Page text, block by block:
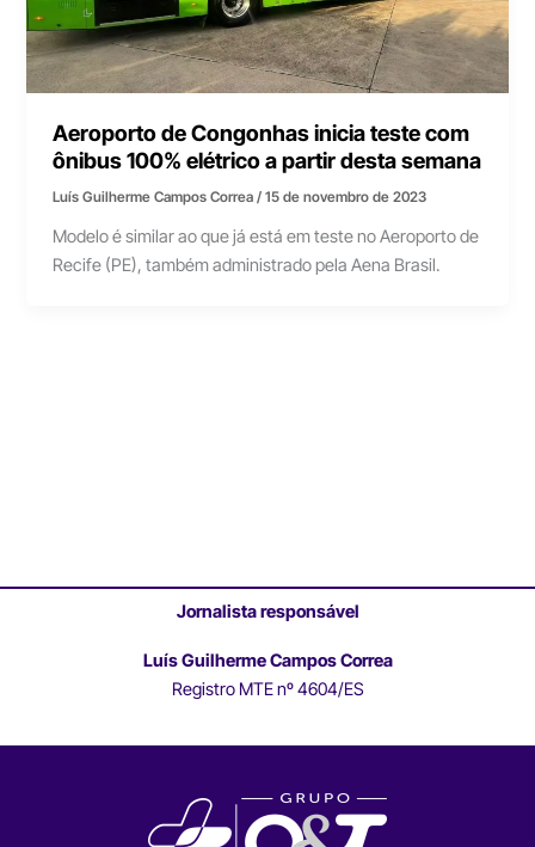
Aeroporto de Congonhas inicia teste com
ônibus 100% elétrico a partir desta semana
Luís Guilherme Campos Correa/15 de novembro de 2023
Modelo é similar ao que já está em teste no Aeroporto de
Recife (PE), também administrado pela Aena Brasil.
Jornalista responsável
Luís Guilherme Campos Correa
Registro MTE nº 4604/ES